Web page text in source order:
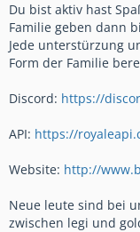
Du bist aktiv hast
Familie geben dann
Jede unterstürzung
Form der Familie
Discord: https://
API: https://
Website: http://
Neue leute sind bei
zwischen legi und